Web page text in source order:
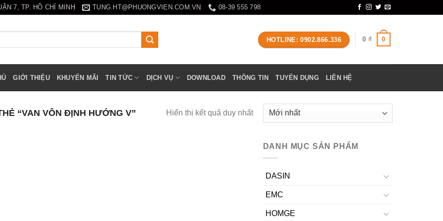
7, TP. HỒ CHÍ MINH TUNG.HT@PHUONGVIEN.COM.VN 08-39 555 798
HOTLINE: 0902.866.336 0 ₫ 0
GIỚI THIỆU KHUYẾN MÃI TIN TỨC DỊCH VỤ DOWNLOAD THÔNG TIN TUYỂN DỤNG LIÊN HỆ
“VAN VÔN ĐỊNH HƯỚNG V” Hiển thị kết quả duy nhất
DANH MỤC SẢN PHẨM
DASIN
EMC
HOMGE